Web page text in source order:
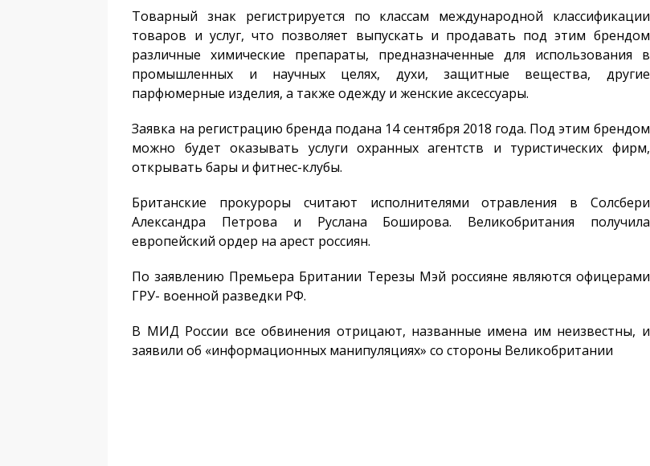
Товарный знак регистрируется по классам международной классификации
товаров и услуг, что позволяет выпускать и продавать под этим брендом
различные химические препараты, предназначенные для использования в
промышленных и научных целях, духи, защитные вещества, другие
парфюмерные изделия, а также одежду и женские аксессуары.
Заявка на регистрацию бренда подана 14 сентября 2018 года. Под этим брендом
можно будет оказывать услуги охранных агентств и туристических фирм,
открывать бары и фитнес-клубы.
Британские прокуроры считают исполнителями отравления в Солсбери
Александра Петрова и Руслана Боширова. Великобритания получила
европейский ордер на арест россиян.
По заявлению Премьера Британии Терезы ​​Мэй россияне являются офицерами
ГРУ- военной разведки РФ.
В МИД России все обвинения отрицают, названные имена им неизвестны, и
заявили об «информационных манипуляциях» со стороны Великобритании